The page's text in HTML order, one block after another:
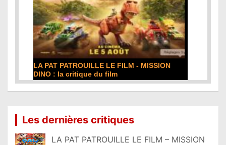
LA PAT PATROUILLE LE FILM - MISSION
DINO : la critique du film
Les dernières critiques
LA PAT PATROUILLE LE FILM – MISSION